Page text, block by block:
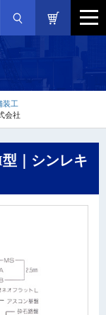
装工
会社
｜シンレキ